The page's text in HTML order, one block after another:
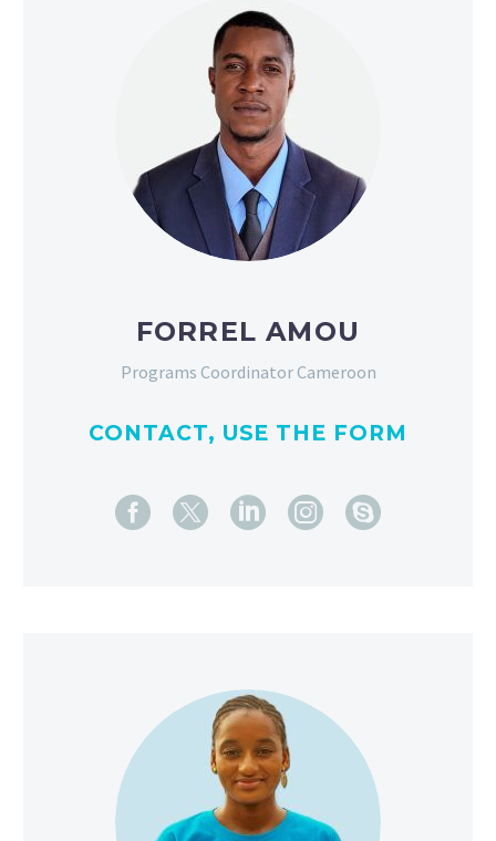
FORREL AMOU
Programs Coordinator Cameroon
CONTACT, USE THE FORM